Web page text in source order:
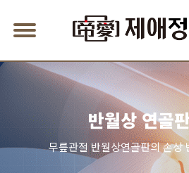
반월상 연골
무릎관절 반월상연골판의 손상